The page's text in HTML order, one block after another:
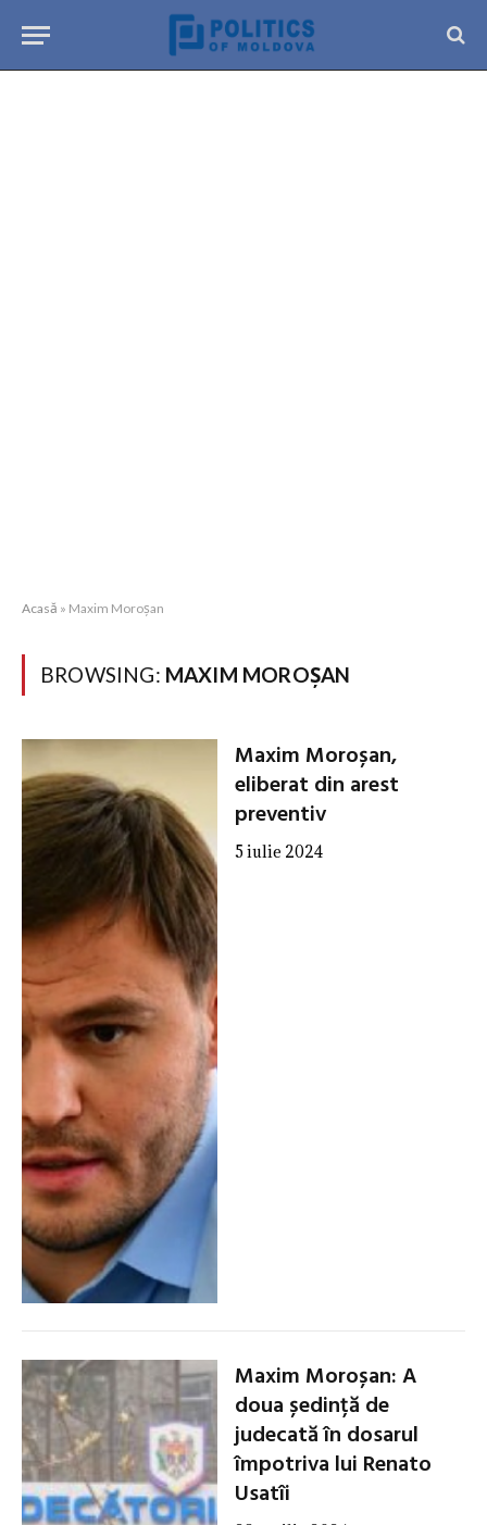
Acasă » Maxim Moroșan
BROWSING: MAXIM MOROȘAN
Maxim Moroșan,
eliberat din arest
preventiv
5 iulie 2024
Maxim Moroșan: A
doua ședință de
judecată în dosarul
împotriva lui Renato
Usatîi